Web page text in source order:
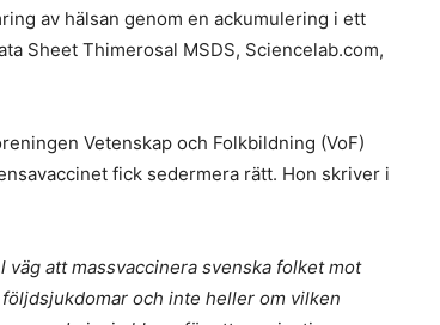
av hälsan genom en ackumulering i ett
Sheet Thimerosal MSDS, Sciencelab.com,
Vetenskap och Folkbildning (VoF)
fick sedermera rätt. Hon skriver i
att massvaccinera svenska folket mot
och inte heller om vilken